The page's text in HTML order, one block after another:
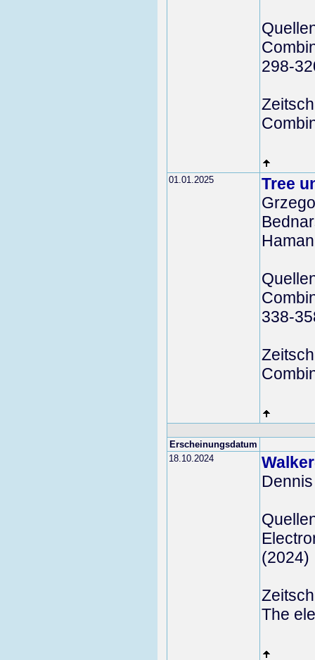
298-
01.01.2025
Tree
338-
Erscheinungsdatum
18.10.2024
(2024)
The